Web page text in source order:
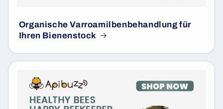
Organische Varroamilbenbehandlung für
Ihren Bienenstock